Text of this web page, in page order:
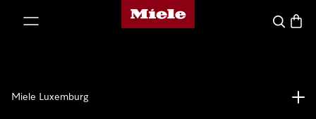
Miele-Homepage
Suche
Miele Luxemburg